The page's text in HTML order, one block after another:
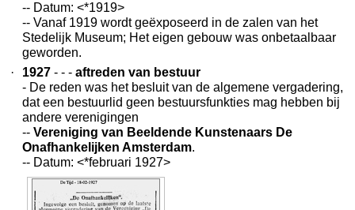
-- Datum: <*1919>
-- Vanaf 1919 wordt geëxposeerd in de zalen van het
Stedelijk Museum; Het eigen gebouw was onbetaalbaar
geworden.
·
1927 - - - aftreden van bestuur
- De reden was het besluit van de algemene vergadering,
dat een bestuurlid geen bestuursfunkties mag hebben bij
andere verenigingen
-- Vereniging van Beeldende Kunstenaars De
Onafhankelijken Amsterdam.
-- Datum: <*februari 1927>